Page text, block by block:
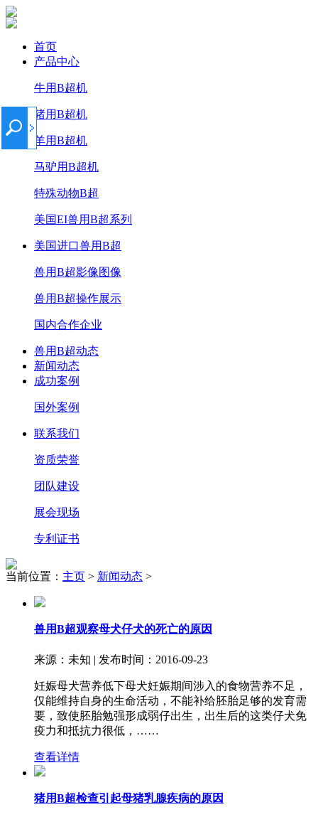
首页
产品中心
牛用B超机
猪用B超机
羊用B超机
马驴用B超机
特殊动物B超
美国EI兽用B超系列
美国进口兽用B超
兽用B超影像图像
兽用B超操作展示
国内合作企业
兽用B超动态
新闻动态
成功案例
国外案例
联系我们
资质荣誉
团队建设
展会现场
专利证书
当前位置： 主页 > 新闻动态 >
兽用B超观察母犬仔犬的死亡的原因
来源：未知 | 发布时间：2016-09-23
妊娠母犬营养低下母犬妊娠期间涉入的食物营养不足，
仅能维持自身的生命活动，不能补给胚胎足够的发育需
要，致使胚胎勉强形成弱仔出生，出生后的这类仔犬免
疫力和抵抗力很低，……
查看详情
猪用B超检查引起母猪乳腺疾病的原因